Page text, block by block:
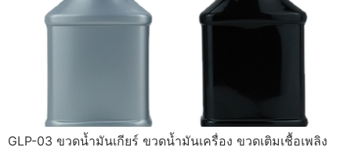
GLP-03 ขวดน้ำมันเกียร์ ขวดน้ำมันเครื่อง ขวดเติมเชื้อเพลิง